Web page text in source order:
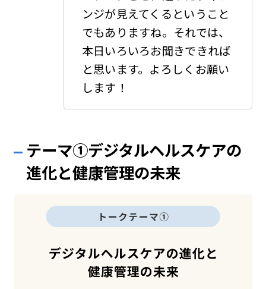
ンジが見えてくるということ
でもありますね。それでは、
本日いろいろお聞きできれば
と思います。よろしくお願い
します！
テーマ①デジタルヘルスケアの
進化と健康管理の未来